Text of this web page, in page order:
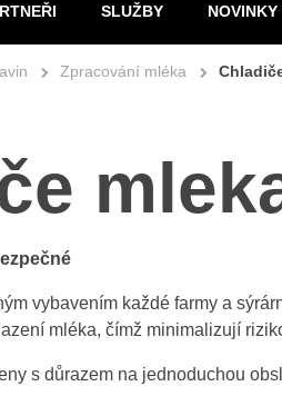
SLUŽBY NOVINKY
Zpracování mléka
vybavením každé farmy a
mléka, čímž minimalizují
s důrazem na jednoduchou